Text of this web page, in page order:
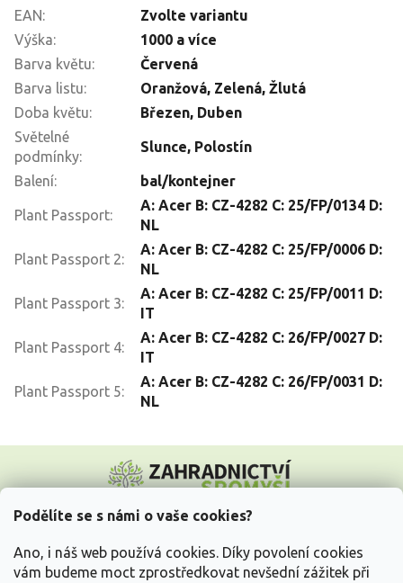
Podělíte se s námi o vaše cookies?
Ano, i náš web používá cookies. Díky povolení cookies
vám budeme moct zprostředkovat nevšední zážitek při
EAN:
Zvolte variantu
Výška:
1000 a více
Barva květu:
Červená
Barva listu: Oranžová, Zelená, Žlutá
Doba květu: Březen, Duben
Světelné
podmínky:
Slunce, Polostín
Balení: bal/kontejner
Plant Passport:
A: Acer B: CZ-4282 C: 25/FP/0134 D:
NL
Plant Passport 2:
A: Acer B: CZ-4282 C: 25/FP/0006 D:
NL
Plant Passport 3:
A: Acer B: CZ-4282 C: 25/FP/0011 D:
IT
Plant Passport 4:
A: Acer B: CZ-4282 C: 26/FP/0027 D:
IT
Plant Passport 5:
A: Acer B: CZ-4282 C: 26/FP/0031 D:
NL
p
Vše o nákupu